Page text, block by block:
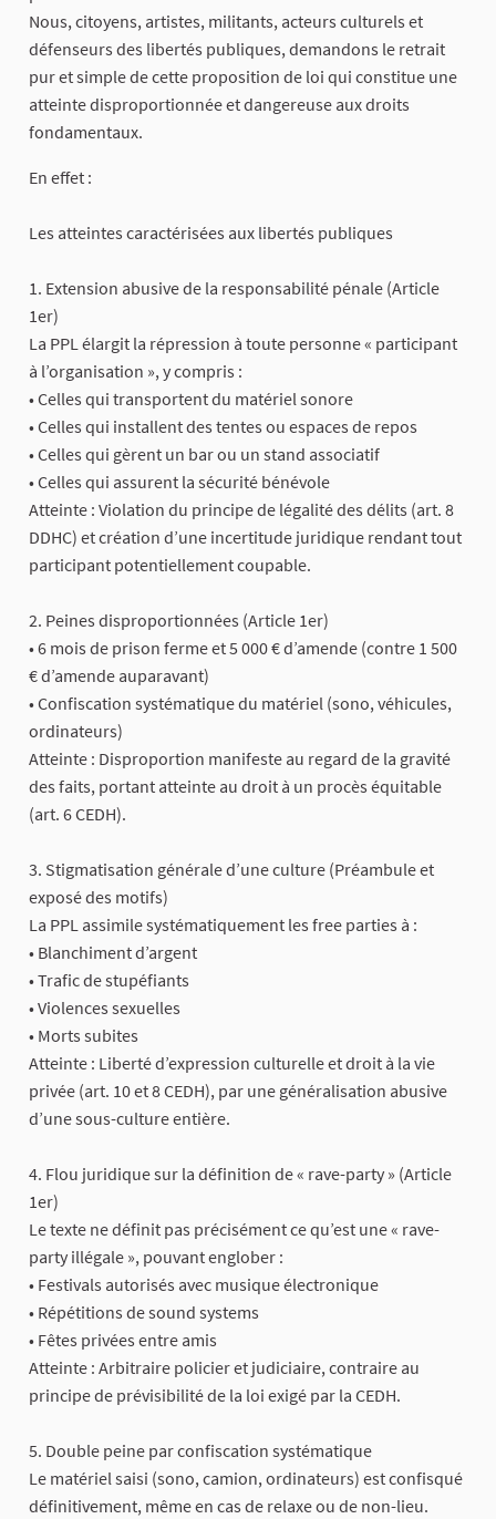
Nous, citoyens, artistes, militants, acteurs culturels et
défenseurs des libertés publiques, demandons le retrait
pur et simple de cette proposition de loi qui constitue une
atteinte disproportionnée et dangereuse aux droits
fondamentaux.
En effet :
Les atteintes caractérisées aux libertés publiques
1. Extension abusive de la responsabilité pénale (Article
1er)
La PPL élargit la répression à toute personne « participant
à l’organisation », y compris :
• Celles qui transportent du matériel sonore
• Celles qui installent des tentes ou espaces de repos
• Celles qui gèrent un bar ou un stand associatif
• Celles qui assurent la sécurité bénévole
Atteinte : Violation du principe de légalité des délits (art. 8
DDHC) et création d’une incertitude juridique rendant tout
participant potentiellement coupable.
2. Peines disproportionnées (Article 1er)
• 6 mois de prison ferme et 5 000 € d’amende (contre 1 500
€ d’amende auparavant)
• Confiscation systématique du matériel (sono, véhicules,
ordinateurs)
Atteinte : Disproportion manifeste au regard de la gravité
des faits, portant atteinte au droit à un procès équitable
(art. 6 CEDH).
3. Stigmatisation générale d’une culture (Préambule et
exposé des motifs)
La PPL assimile systématiquement les free parties à :
• Blanchiment d’argent
• Trafic de stupéfiants
• Violences sexuelles
• Morts subites
Atteinte : Liberté d’expression culturelle et droit à la vie
privée (art. 10 et 8 CEDH), par une généralisation abusive
d’une sous-culture entière.
4. Flou juridique sur la définition de « rave-party » (Article
1er)
Le texte ne définit pas précisément ce qu’est une « rave-
party illégale », pouvant englober :
• Festivals autorisés avec musique électronique
• Répétitions de sound systems
• Fêtes privées entre amis
Atteinte : Arbitraire policier et judiciaire, contraire au
principe de prévisibilité de la loi exigé par la CEDH.
5. Double peine par confiscation systématique
Le matériel saisi (sono, camion, ordinateurs) est confisqué
définitivement, même en cas de relaxe ou de non-lieu.